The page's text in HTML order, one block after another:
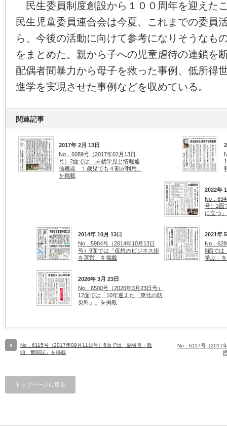
民生委員制度創設から１００周年を迎えた
民生児童委員連合会は今夏、これまでの委員
ら、今後の活動に向けて参考になりそうなも
をまとめた。親から子への児童虐待の連鎖を
配偶者間暴力から母子を救った事例、低所得
進学を実現させた事例などを収めている。
関連記事
2017年 2月 13日
No．6089号（2017年02月13日
号）2面では「未就学児と情報通
信機器 １歳児でも４割が利用」
を掲載
2022年
No．
号）2面
に立つ
2014年 10月 13日
No．5984号（2014年10月13日
号）9面では「仮想のビジネス街
を運営」を掲載
2021年
No．
8面では
学ぶ」
2026年 3月 23日
No．6500号（2026年3月23日号）
12面では「10年迎えた「東北の防
災科」」を掲載
No．6115号（2017年09月11日号）5面では「副校長・教
頭 奮闘記」を掲載
No．6117号（2017
トップページに戻る